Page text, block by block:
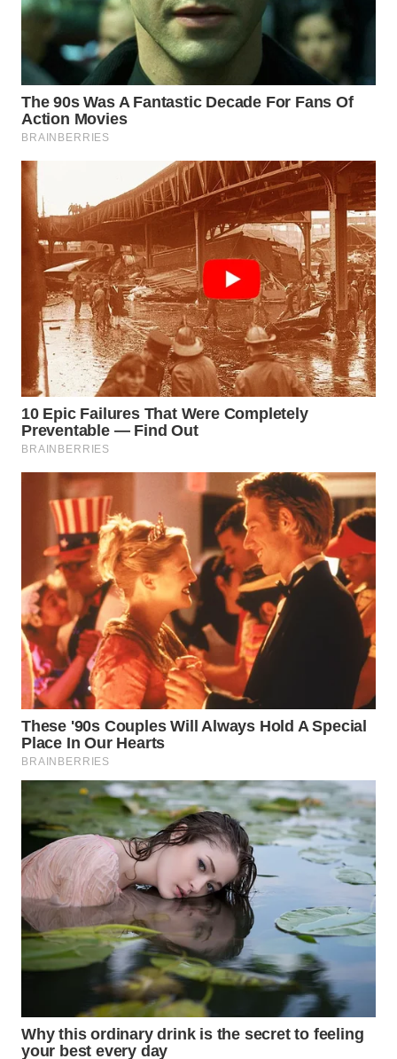
UTARA
WN
SAMOSIR
WN
PADANG
WN
SUMEDANG
WN
CIANJUR
WN
KEPULAUAN
SERIBU
WN
TANGERANG
BINJAI
WN
CIREBON
WN
INDRAMAYU
WN
KUNINGAN
WN
MAJALENGKA
WN
SUBANG
WN
SUKABUMI
WN
PURWAKARTA
PRIANGAN
TIMUR